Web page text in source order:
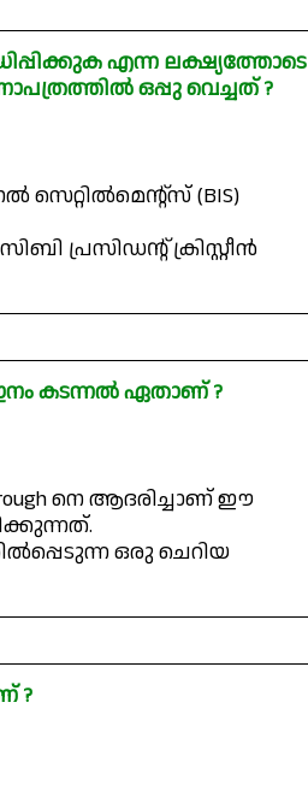
എന്ന ലക്ഷ്യത്തോടെ
ഒപ്പു വെച്ചത് ?
(BIS)
ക്രിസ്റ്റീൻ
കടന്നൽ ഏതാണ് ?
നെ ആദരിച്ചാണ് ഈ
ഒരു ചെറിയ
?